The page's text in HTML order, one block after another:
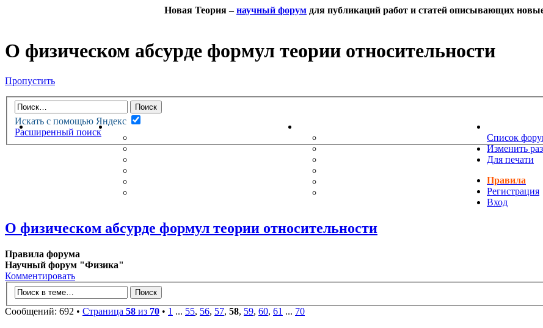
Новая Теория –научный форум для публикаций работ и статей описывающих
О физическом абсурде формул теории относительности
Пропустить
Искать с помощью Яндекс
Расширенный поиск
НОВАЯ ТЕОРИЯФОРУМ
НЕПРОЧИТАННЫЕ СООБЩЕНИЯ
ПОЖЕЛАНИЯ
НОВОСТИ
Список
Изменить
Для печати
Правила
Регистрация
Вход
О физическом абсурде формул теории относительности
Правила форума
Научный форум "Физика"
Комментировать
Сообщений: 692 • Страница 58 из 70 • 1 ... 55, 56, 57, 58, 59, 60, 61 ... 70